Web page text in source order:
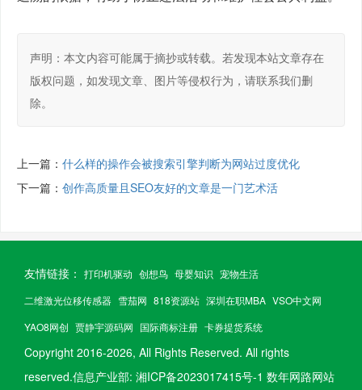
声明：本文内容可能属于摘抄或转载。若发现本站文章存在
版权问题，如发现文章、图片等侵权行为，请联系我们删
除。
上一篇：什么样的操作会被搜索引擎判断为网站过度优化
下一篇：创作高质量且SEO友好的文章是一门艺术活
友情链接： 打印机驱动 创想鸟 母婴知识 宠物生活
二维激光位移传感器 雪茄网 818资源站 深圳在职MBA VSO中文网
YAO8网创 贾静宇源码网 国际商标注册 卡券提货系统
Copyright 2016-2026, All Rights Reserved. All rights
reserved.信息产业部: 湘ICP备2023017415号-1 数年网路网站